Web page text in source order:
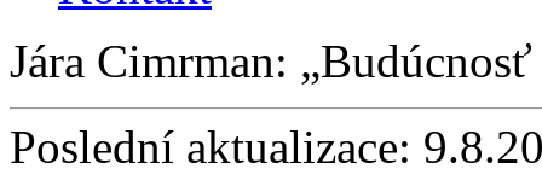
Jára Cimrman:
Poslední aktualizace: